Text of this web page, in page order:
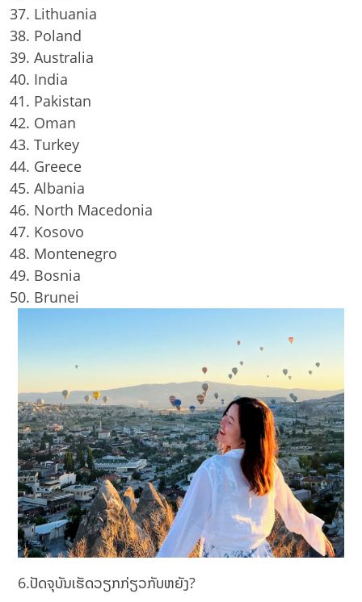
Lithuania
Poland
Australia
India
Pakistan
Oman
Turkey
Greece
Albania
North Macedonia
Kosovo
Montenegro
Bosnia
Brunei
6.ປັດຈຸບັນເຮັດວຽກກ່ຽວກັບຫຍັງ?